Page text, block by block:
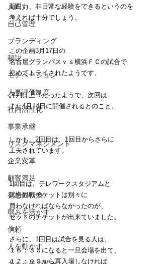
人間力
自己管理
ブランディング
秘訣
モチベーション
人事評価制度
社内活性化
事業承継
リスクマネジメント
企業変革
顧客満足
発想の転換
弱みを活かす
信頼
人を動かす
面白い、非日常な経験をできるというのを
考えれば十分でしょう。
この企画3月17日の
名古屋グランパスｖｓ横浜ＦＣの試合で
初めてトライされたようです。
評判は上々だったようで、次回は
また4月14日に開催されるとのこと。
しかも、2回目は、1回目からさらに
工夫されています。
1回目は、テレワークスタジアムと
試合観戦チケットは別々に
買わなければならなかったのが、
セットのチケットが出来ていました。
さらに、1回目は試合を見る人は、
１６：３０になると一旦会場を出て、
１７：００から再入場しなければ